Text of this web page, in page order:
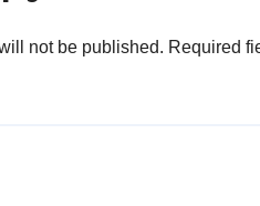
not be published. Required